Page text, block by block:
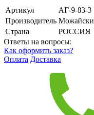
Артикул
АГ-9-83-3
Производитель
Страна
РОССИЯ
Ответы на вопросы:
Как оформить заказ?
Оплата Доставка